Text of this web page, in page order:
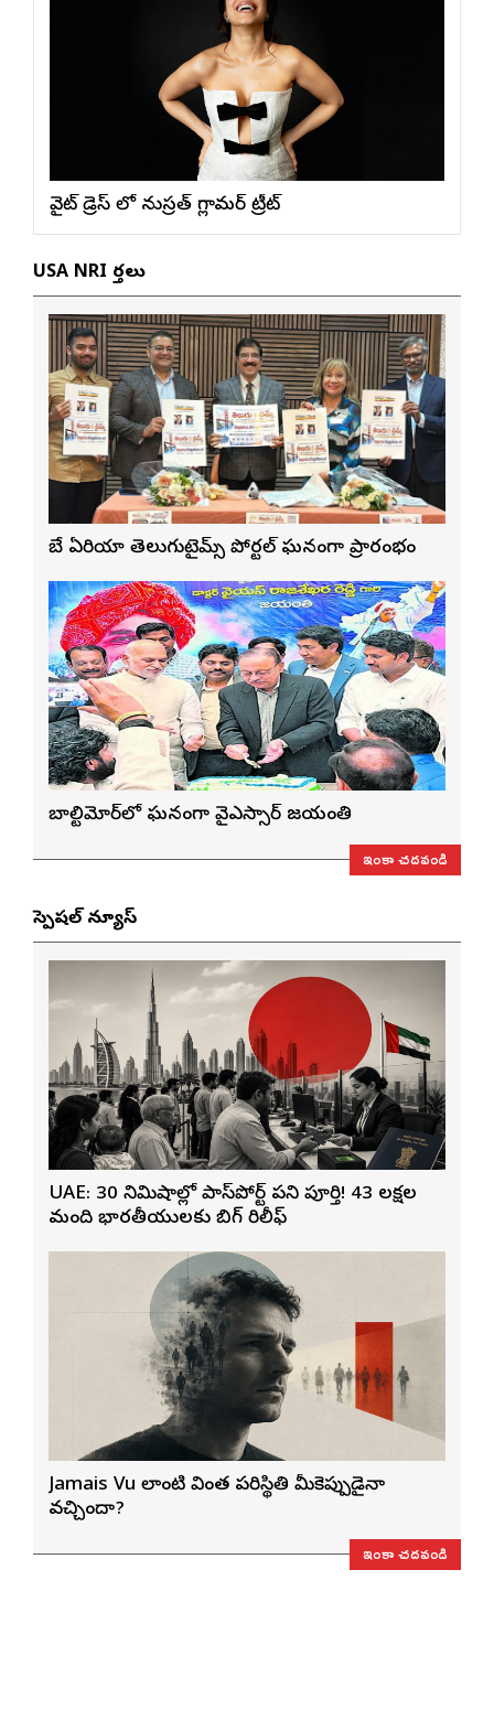
వైట్ డ్రెస్ లో నుస్ర‌త్ గ్లామ‌ర్ ట్రీట్
USA NRI వార్తలు
బే ఏరియా తెలుగుటైమ్స్ పోర్టల్ ఘనంగా ప్రారంభం
బాల్టిమోర్‌లో ఘనంగా వైఎస్సార్‌ జయంతి
ఇంకా చదవండి
స్పెషల్ న్యూస్
UAE: 30 నిమిషాల్లో పాస్‌పోర్ట్ పని పూర్తి! 43 లక్షల
మంది భారతీయులకు బిగ్ రిలీఫ్
Jamais Vu లాంటి వింత పరిస్థితి మీకెప్పుడైనా
వచ్చిందా?
ఇంకా చదవండి